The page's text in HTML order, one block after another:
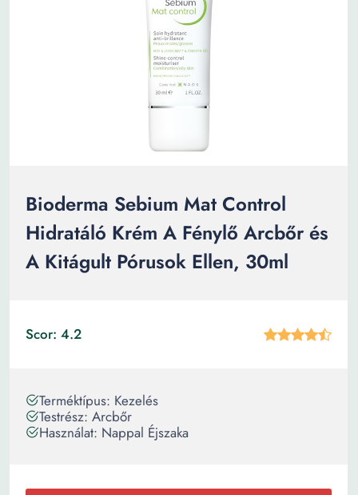
Bioderma Sebium Mat Control
Hidratáló Krém A Fénylő Arcbőr és
A Kitágult Pórusok Ellen, 30ml
Scor: 4.2
Terméktípus: Kezelés
Testrész: Arcbőr
Használat: Nappal Éjszaka